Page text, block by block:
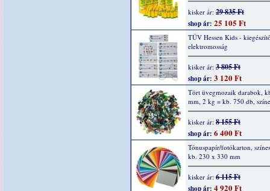
kisker ár: 29 835 Ft
shop ár: 25 105 Ft
TÜV Hessen Kids -
elektromosság
kisker ár: 3 805 Ft
shop ár: 3 120 Ft
Tört üvegmozaik darabok,
mm, 2 kg = kb. 750 db,
kisker ár: 8 155 Ft
shop ár: 6 400 Ft
Tónuspapír/fotókarton,
kb. 230 x 330 mm
kisker ár: 6 115 Ft
shop ár: 4 920 Ft